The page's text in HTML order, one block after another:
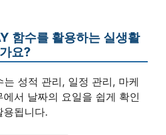
함수를 활용하는 실생활
요?
는 성적 관리, 일정 관리, 마케
서 날짜의 요일을 쉽게 확인
용됩니다.